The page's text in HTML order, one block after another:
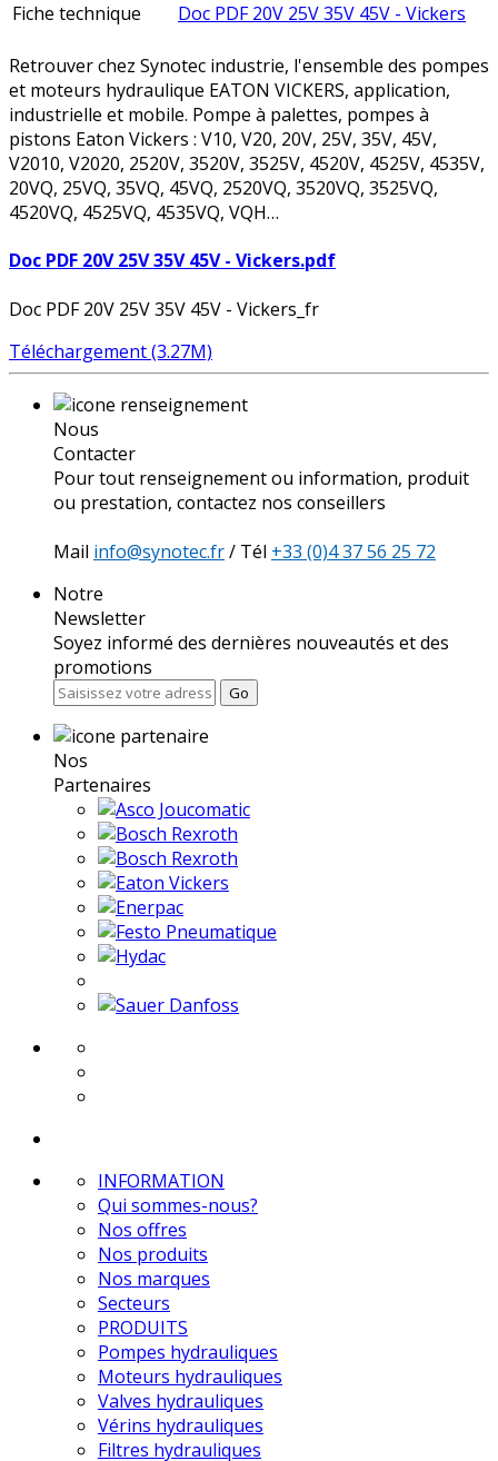
Fiche technique
Doc PDF 20V 25V 35V 45V - Vickers
Retrouver chez Synotec industrie, l'ensemble des pompes
et moteurs hydraulique EATON VICKERS, application,
industrielle et mobile. Pompe à palettes, pompes à
pistons Eaton Vickers : V10, V20, 20V, 25V, 35V, 45V,
V2010, V2020, 2520V, 3520V, 3525V, 4520V, 4525V, 4535V,
20VQ, 25VQ, 35VQ, 45VQ, 2520VQ, 3520VQ, 3525VQ,
4520VQ, 4525VQ, 4535VQ, VQH…
Doc PDF 20V 25V 35V 45V - Vickers.pdf
Doc PDF 20V 25V 35V 45V - Vickers_fr
Téléchargement (3.27M)
Nous
Contacter
Pour tout renseignement ou information, produit
ou prestation, contactez nos conseillers
Mail info@synotec.fr/ Tél +33 (0)4 37 56 25 72
Notre
Newsletter
Soyez informé des dernières nouveautés et des
promotions
Go
Nos
Partenaires
INFORMATION
Qui sommes-nous?
Nos offres
Nos produits
Nos marques
Secteurs
PRODUITS
Pompes hydrauliques
Moteurs hydrauliques
Valves hydrauliques
Vérins hydrauliques
Filtres hydrauliques